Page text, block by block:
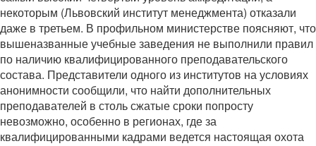
некоторым (Львовский институт менеджмента) отказали
даже в третьем. В профильном министерстве поясняют, что
вышеназванные учебные заведения не выполнили правил
по наличию квалифицированного преподавательского
состава. Представители одного из институтов на условиях
анонимности сообщили, что найти дополнительных
преподавателей в столь сжатые сроки попросту
невозможно, особенно в регионах, где за
квалифицированными кадрами ведется настоящая охота